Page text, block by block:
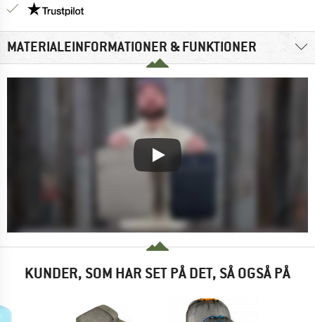
Vi er Trustpilot-certificeret - oplysningerne får du
MATERIALEINFORMATIONER & FUNKTIONER
KUNDER, SOM HAR SET PÅ DET, SÅ OGSÅ PÅ